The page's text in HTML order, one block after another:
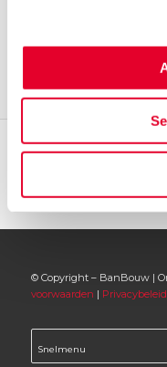
© Copyright – BanBouw |
voorwaarden | Privacybeleid